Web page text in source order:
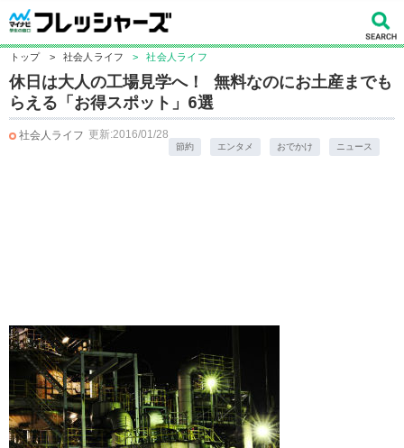
トップ > 社会人ライフ > 社会人ライフ
休日は大人の工場見学へ！ 無料なのにお土産までも
らえる「お得スポット」6選
社会人ライフ 更新:2016/01/28
節約 エンタメ おでかけ ニュース